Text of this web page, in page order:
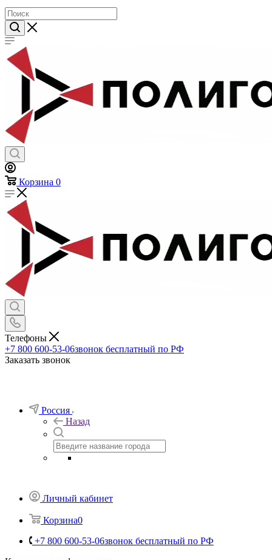
Корзина 0
Телефоны
+7 800 600-53-06звонок бесплатный по РФ
Заказать звонок
Россия
Назад
Личный кабинет
Корзина0
+7 800 600-53-06звонок бесплатный по РФ